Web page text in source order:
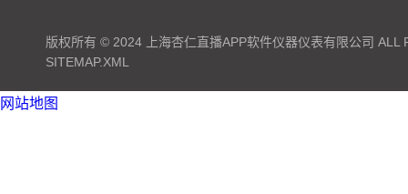
版权所有 © 2024 上海杏仁直播APP软件仪器仪表有限公司 ALL
SITEMAP.XML
网站地图